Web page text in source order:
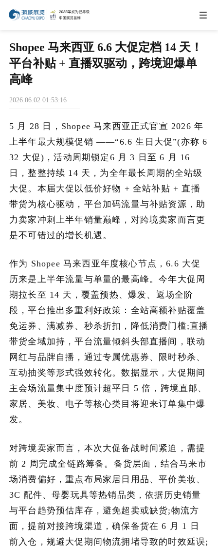
IEAE
IBTE
CHWE
商务合作
关于我们
加入潮域
Shopee 马来西亚 6.6 大促定档 14 天！
平台补贴 + 直播双驱动，跨境迎爆单
高峰
2026.06.02 01:53:16
5 月 28 日，Shopee 马来西亚正式官宣 2026 年
上半年最大规模促销 ——“6.6 生日大促”(亦称 6
32 大促)，活动周期锁定6 月 3 日至 6 月 16
日，整整持续 14 天，为全年最长周期的全站级
大促。本届大促以低价好物 + 全站补贴 + 直播
带货为核心驱动，平台加码流量与补贴资源，助
力卖家冲刺上半年销量巅峰，对跨境卖家而言更
是不可错过的增长机遇。
作为 Shopee 马来西亚年度核心节点，6.6 大促
历来是上半年流量与单量的最高峰。今年大促周
期拉长至 14 天，覆盖预热、爆发、返场全阶
段，平台推出多重利好政策：全站高额补贴覆盖
免运券、满减券、秒杀折扣，降低消费门槛;直播
带货全域加持，平台流量倾斜头部直播间，联动
网红与品牌自播，通过专属优惠券、限时秒杀、
互动抽奖等形式强效转化。数据显示，大促期间
主会场流量集中度预计超平日 5 倍，跨境直邮、
家居、美妆、电子等核心类目将迎来订单集中爆
发。
对跨境卖家而言，本次大促备战时间紧迫，需提
前 2 周完成全链路筹备。备货层面，结合马来市
场消费偏好，重点布局家居日用品、平价美妆、
3C 配件、母婴玩具等热销品类，依据历史销量
与平台趋势预估库存，避免超卖或缺货;物流方
面，提前对接跨境渠道，确保备货在 6 月 1 日
前入仓，规避大促期间物流拥堵导致的时效延误;